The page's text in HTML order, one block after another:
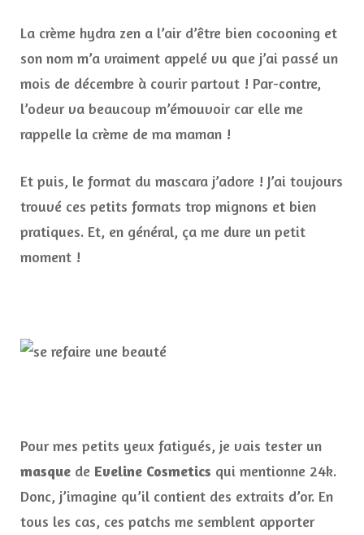
La crème hydra zen a l’air d’être bien cocooning et
son nom m’a vraiment appelé vu que j’ai passé un
mois de décembre à courir partout ! Par-contre,
l’odeur va beaucoup m’émouvoir car elle me
rappelle la crème de ma maman !
Et puis, le format du mascara j’adore ! J’ai toujours
trouvé ces petits formats trop mignons et bien
pratiques. Et, en général, ça me dure un petit
moment !
Pour mes petits yeux fatigués, je vais tester un
masque de Eveline Cosmetics qui mentionne 24k.
Donc, j’imagine qu’il contient des extraits d’or. En
tous les cas, ces patchs me semblent apporter